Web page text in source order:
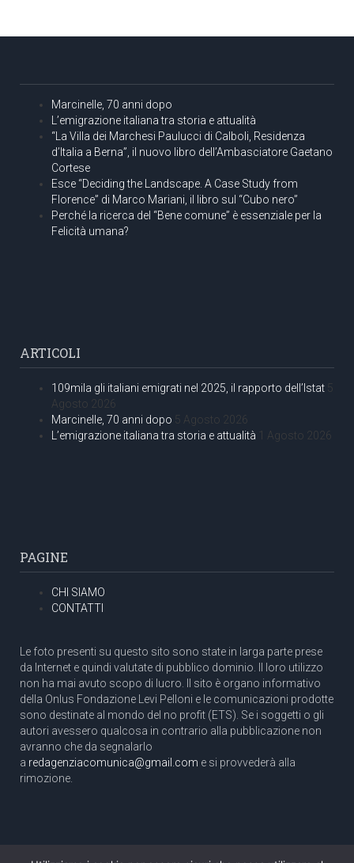
Marcinelle, 70 anni dopo
L’emigrazione italiana tra storia e attualità
“La Villa dei Marchesi Paulucci di Calboli, Residenza
d’Italia a Berna”, il nuovo libro dell’Ambasciatore Gaetano
Cortese
Esce “Deciding the Landscape. A Case Study from
Florence” di Marco Mariani, il libro sul “Cubo nero”
Perché la ricerca del “Bene comune” è essenziale per la
Felicità umana?
ARTICOLI
109mila gli italiani emigrati nel 2025, il rapporto dell’Istat 5
Agosto 2026
Marcinelle, 70 anni dopo 5 Agosto 2026
L’emigrazione italiana tra storia e attualità 1 Agosto 2026
PAGINE
CHI SIAMO
CONTATTI
Le foto presenti su questo sito sono state in larga parte prese
da Internet e quindi valutate di pubblico dominio. Il loro utilizzo
non ha mai avuto scopo di lucro. Il sito è organo informativo
della Onlus Fondazione Levi Pelloni e le comunicazioni prodotte
sono destinate al mondo del no profit (ETS). Se i soggetti o gli
autori avessero qualcosa in contrario alla pubblicazione non
avranno che da segnalarlo
a redagenziacomunica@gmail.com e si provvederà alla
rimozione.